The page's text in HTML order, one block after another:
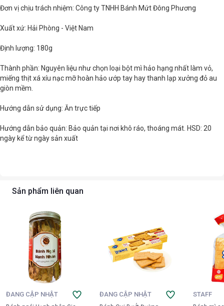
Đơn vị chịu trách nhiệm: Công ty TNHH Bánh Mứt Đông Phương
Xuất xứ: Hải Phòng - Việt Nam
Định lượng: 180g
Thành phần: Nguyên liệu như chọn loại bột mì hảo hạng nhất làm vỏ,
miếng thịt xá xíu nạc mỡ hoàn hảo ướp tay hay thanh lạp xưởng đỏ au
giòn mềm.
Hướng dẫn sử dụng: Ăn trực tiếp
Hướng dẫn bảo quản: Bảo quản tại nơi khô ráo, thoáng mát. HSD: 20
ngày kể từ ngày sản xuất
Sản phẩm liên quan
ĐANG CẬP NHẬT ĐANG CẬP NHẬT STAFF